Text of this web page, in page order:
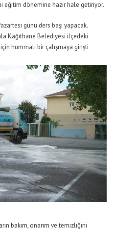
eğitim dönemine hazır hale getiriyor.
günü ders başı yapacak.
Kağıthane Belediyesi ilçedeki
hummalı bir çalışmaya girişti
bakım, onarım ve temizliğini